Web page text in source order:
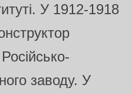
У 1912-1918
Російсько-
заводу. У